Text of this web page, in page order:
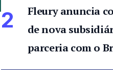
2
Fleury anuncia
de nova
parceria com o